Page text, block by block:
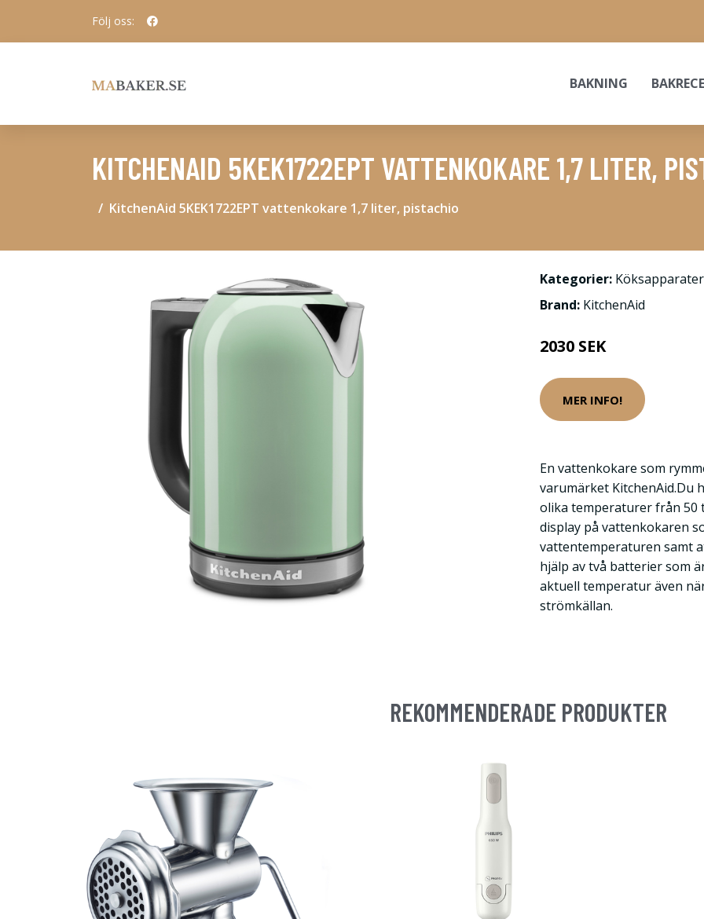
Följ oss:
BAKNING
KITCHENAID 5KEK1722EPT VATTENKOKARE 1,7 LITER,
KitchenAid 5KEK1722EPT vattenkokare 1,7 liter, pistachio
Kategorier: Köksapparater
Brand: KitchenAid
2030 SEK
MER INFO!
En vattenkokare som
varumärket KitchenAid.Du
olika temperaturer från 50
display på vattenkokaren
vattentemperaturen samt
hjälp av två batterier som
aktuell temperatur även
strömkällan.
REKOMMENDERADE PRODUKTER